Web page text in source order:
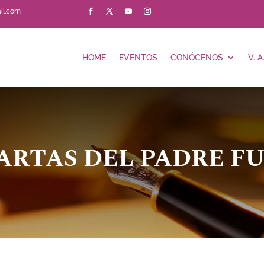
HOME EVENTOS CONÓCENOS V.
DEL PADRE